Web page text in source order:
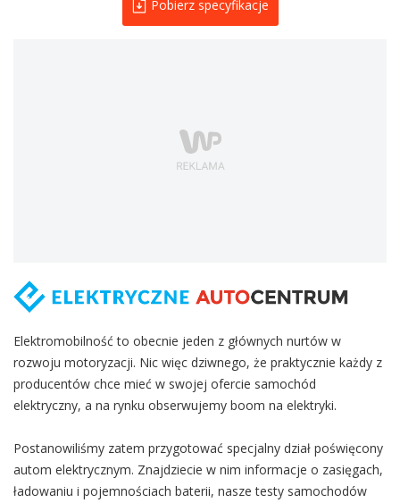
Pobierz specyfikacje
Elektromobilność to obecnie jeden z głównych nurtów w
rozwoju motoryzacji. Nic więc dziwnego, że praktycznie każdy z
producentów chce mieć w swojej ofercie samochód
elektryczny, a na rynku obserwujemy boom na elektryki.
Postanowiliśmy zatem przygotować specjalny dział poświęcony
autom elektrycznym. Znajdziecie w nim informacje o zasięgach,
ładowaniu i pojemnościach baterii, nasze testy samochodów